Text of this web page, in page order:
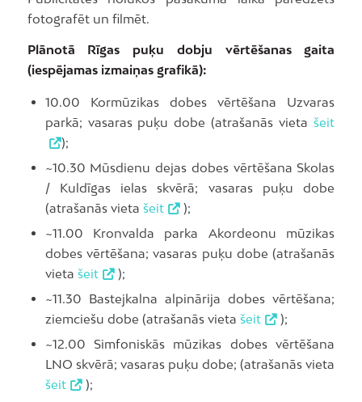
fotografēt un filmēt.
Plānotā Rīgas puķu dobju vērtēšanas gaita
(iespējamas izmaiņas grafikā):
10.00 Kormūzikas dobes vērtēšana Uzvaras
parkā; vasaras puķu dobe (atrašanās vietašeit
);
~10.30 Mūsdienu dejas dobes vērtēšana Skolas
/ Kuldīgas ielas skvērā; vasaras puķu dobe
(atrašanās vieta šeit
);
~11.00 Kronvalda parka Akordeonu mūzikas
dobes vērtēšana; vasaras puķu dobe (atrašanās
vieta šeit
);
~11.30 Bastejkalna alpinārija dobes vērtēšana;
ziemciešu dobe (atrašanās vieta šeit
);
~12.00 Simfoniskās mūzikas dobes vērtēšana
LNO skvērā; vasaras puķu dobe; (atrašanās vieta
šeit
);